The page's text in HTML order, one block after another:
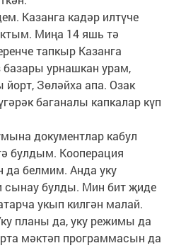
Казанга кадәр илтүче
Миңа 14 яшь тә
тапкыр Казанга
урнашкан урам,
йорт, Зөләйха апа. Озак
баганалы капкалар күп
документлар кабул
булдым. Кооперация
да белмим. Анда уку
булды. Мин бит җиде
укып килгән малай.
планы да, уку режимы да
мәктәп программасын да